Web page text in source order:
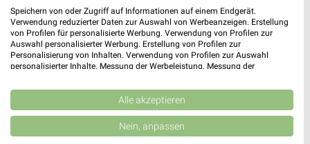
Speichern von oder Zugriff auf Informationen auf einem Endgerät.
Verwendung reduzierter Daten zur Auswahl von Werbeanzeigen. Erstellung
von Profilen für personalisierte Werbung. Verwendung von Profilen zur
Auswahl personalisierter Werbung. Erstellung von Profilen zur
Personalisierung von Inhalten. Verwendung von Profilen zur Auswahl
personalisierter Inhalte. Messung der Werbeleistung. Messung der
Kombinationen von Daten aus verschiedenen Quellen. Entwicklung und
Verbesserung der Angebote. Verwendung reduzierter Daten zur Auswahl
von Inhalten.
Daten können außerhalb der Europäischen Union weitergegeben und in die
USA gesendet werden.
Alle akzeptieren
Nein, anpassen